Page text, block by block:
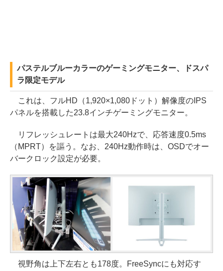
パステルブルーカラーのゲーミングモニター、ドスパ
ラ限定モデル
これは、フルHD（1,920×1,080ドット）解像度のIPS
パネルを搭載した23.8インチゲーミングモニター。
リフレッシュレートは最大240Hzで、応答速度0.5ms
（MPRT）を謳う。なお、240Hz動作時は、OSDでオー
バークロック設定が必要。
視野角は上下左右とも178度。FreeSyncにも対応す